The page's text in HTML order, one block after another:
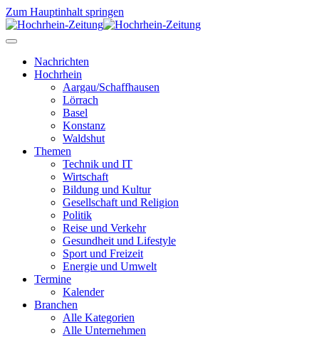
Zum Hauptinhalt springen
Nachrichten
Hochrhein
Aargau/Schaffhausen
Lörrach
Basel
Konstanz
Waldshut
Themen
Technik und IT
Wirtschaft
Bildung und Kultur
Gesellschaft und Religion
Politik
Reise und Verkehr
Gesundheit und Lifestyle
Sport und Freizeit
Energie und Umwelt
Termine
Kalender
Branchen
Alle Kategorien
Alle Unternehmen